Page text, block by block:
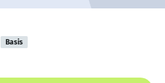
Basis